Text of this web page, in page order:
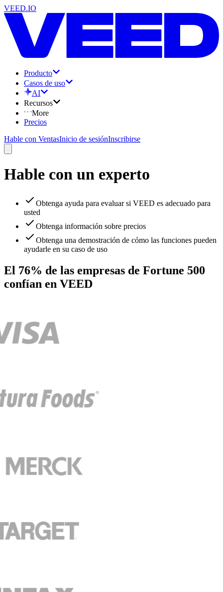
VEED.IO
Producto
Casos de uso
AI
Recursos
More
Precios
Hable con VentasInicio de sesiónInscribirse
Hable con un experto
Obtenga ayuda para evaluar si VEED es adecuado para
usted
Obtenga información sobre precios
Obtenga una demostración de cómo las funciones pueden
ayudarle en su caso de uso
El 76% de las empresas de Fortune 500
confían en VEED